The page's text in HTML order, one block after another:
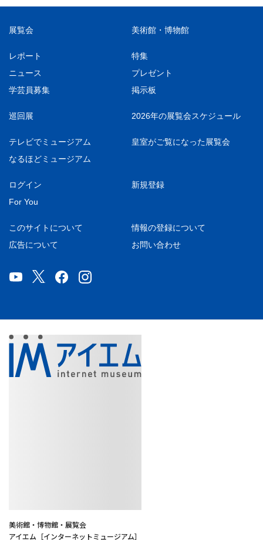
展覧会 美術館・博物館
レポート
特集
ニュース
プレゼント
学芸員募集
掲示板
巡回展 2026年の展覧会スケジュール
テレビでミュージアム
皇室がご覧になった展覧会
なるほどミュージアム
ログイン
新規登録
For You
このサイトについて
情報の登録について
広告について
お問い合わせ
美術館・博物館・展覧会
アイエム［インターネットミュージアム］